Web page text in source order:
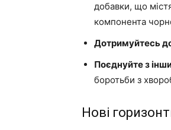
добавки, що
компонента
Дотримуйтесь
Поєднуйте з
боротьби з
Нові